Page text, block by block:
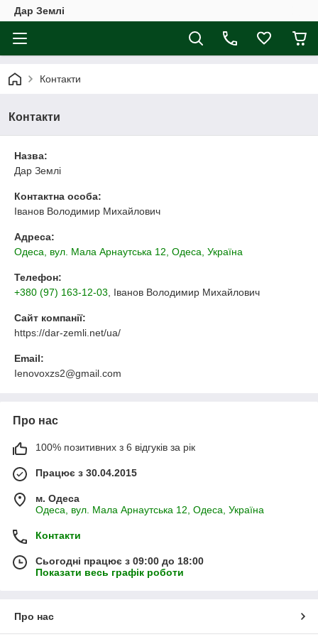
Дар Землі
Контакти
Контакти
Назва:
Дар Землі
Контактна особа:
Іванов Володимир Михайлович
Адреса:
Одеса, вул. Мала Арнаутська 12, Одеса, Україна
Телефон:
+380 (97) 163-12-03 , Іванов Володимир Михайлович
Сайт компанії:
https://dar-zemli.net/ua/
Email:
Ienovoxzs2@gmail.com
Про нас
100% позитивних з 6 відгуків за рік
Працює з 30.04.2015
м. Одеса
Одеса, вул. Мала Арнаутська 12, Одеса, Україна
Контакти
Сьогодні працює з 09:00 до 18:00
Показати весь графік роботи
Про нас